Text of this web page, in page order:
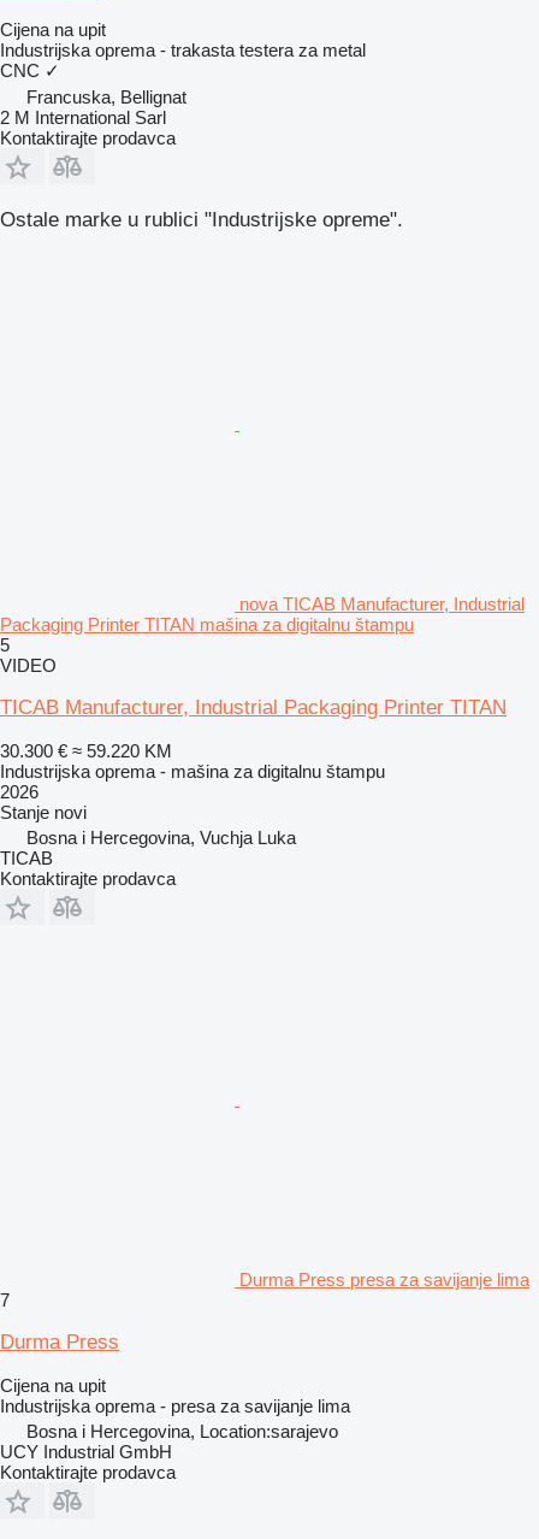
Cijena na upit
Industrijska oprema - trakasta testera za metal
CNC ✓
Francuska, Bellignat
2 M International Sarl
Kontaktirajte prodavca
Ostale marke u rublici "Industrijske opreme".
nova TICAB Manufacturer, Industrial
Packaging Printer TITAN mašina za digitalnu štampu
5
VIDEO
TICAB Manufacturer, Industrial Packaging Printer TITAN
30.300 € ≈ 59.220 KM
Industrijska oprema - mašina za digitalnu štampu
2026
Stanje novi
Bosna i Hercegovina, Vuchјa Luka
TICAB
Kontaktirajte prodavca
Durma Press presa za savijanje lima
7
Durma Press
Cijena na upit
Industrijska oprema - presa za savijanje lima
Bosna i Hercegovina, Location:sarajevo
UCY Industrial GmbH
Kontaktirajte prodavca